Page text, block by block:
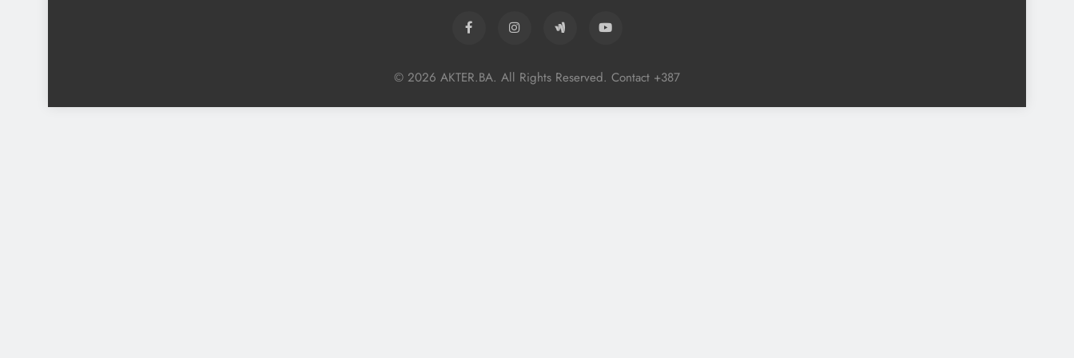
© 2026 AKTER.BA. All Rights Reserved. Contact +387